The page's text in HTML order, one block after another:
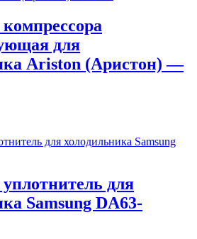
для
Ariston (Аристон) —
для
Samsung DA63-